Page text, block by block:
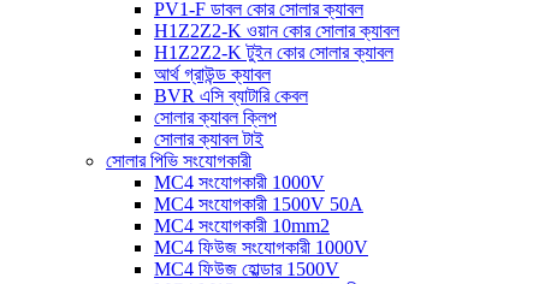
PV1-F ডাবল কোর সোলার ক্যাবল
H1Z2Z2-K ওয়ান কোর সোলার ক্যাবল
H1Z2Z2-K টুইন কোর সোলার ক্যাবল
আর্থ গ্রাউন্ড ক্যাবল
BVR এসি ব্যাটারি কেবল
সোলার ক্যাবল ক্লিপ
সোলার ক্যাবল টাই
সোলার পিভি সংযোগকারী
MC4 সংযোগকারী 1000V
MC4 সংযোগকারী 1500V 50A
MC4 সংযোগকারী 10mm2
MC4 ফিউজ সংযোগকারী 1000V
MC4 ফিউজ হোল্ডার 1500V